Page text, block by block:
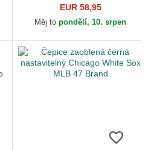
Frame Wool Pinstripe
Chicago White Sox MLB New
EUR 58,95
Měj to pondělí, 10. srpen